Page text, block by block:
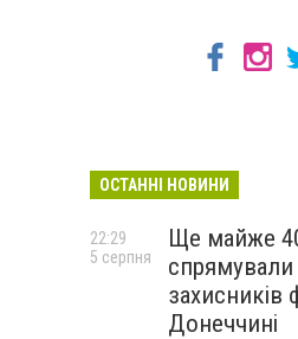
ОСТАННІ НОВИНИ
Ще майже
захисників
Донеччині
22:29
5 серпня